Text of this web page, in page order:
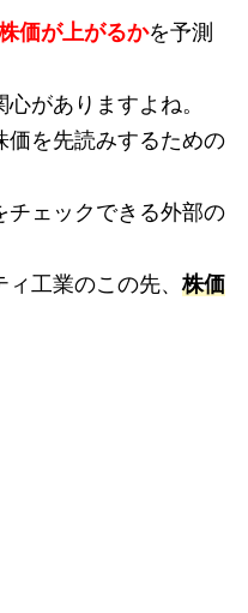
価が上がるかを予測
がありますよね。
価を先読みするための
チェックできる外部の
ィ工業のこの先、株価